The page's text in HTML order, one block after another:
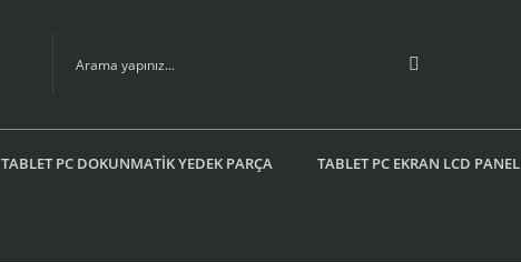
TABLET PC DOKUNMATİK YEDEK PARÇA TABLET PC EKRAN LCD PANEL